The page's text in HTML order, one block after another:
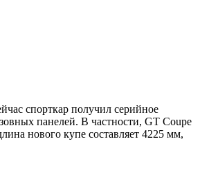
спорткар получил серийное
панелей. В частности, GT Coupe
нового купе составляет 4225 мм,